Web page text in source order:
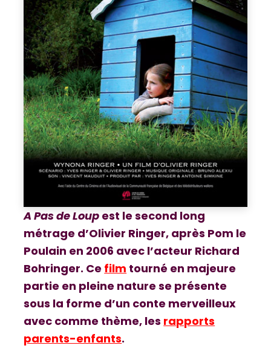
A Pas de Loup est le second long
métrage d’Olivier Ringer, après Pom le
Poulain en 2006 avec l’acteur Richard
Bohringer. Ce film tourné en majeure
partie en pleine nature se présente
sous la forme d’un conte merveilleux
avec comme thème, les rapports
parents-enfants.